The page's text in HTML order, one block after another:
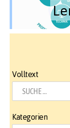
Volltext
Kategorien